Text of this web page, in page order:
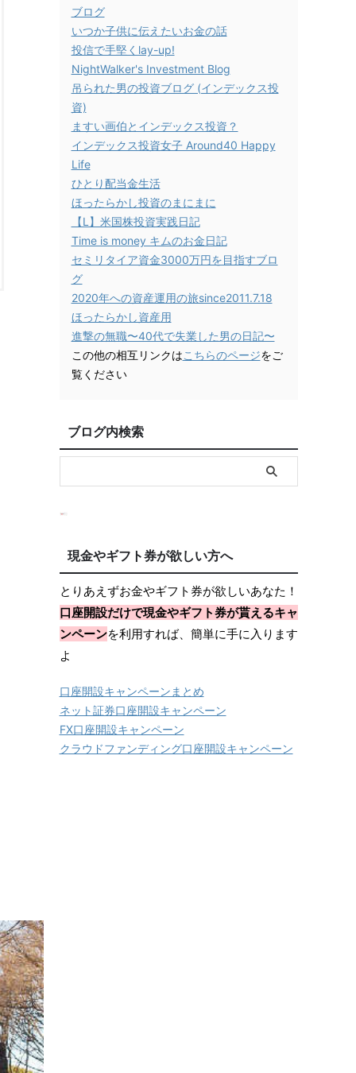
ブログ
いつか子供に伝えたいお金の話
投信で手堅くlay-up!
NightWalker's Investment Blog
吊られた男の投資ブログ (インデックス投
資)
ますい画伯とインデックス投資？
インデックス投資女子 Around40 Happy
Life
ひとり配当金生活
ほったらかし投資のまにまに
【L】米国株投資実践日記
Time is money キムのお金日記
セミリタイア資金3000万円を目指すブロ
グ
2020年への資産運用の旅since2011.7.18
ほったらかし資産用
進撃の無職〜40代で失業した男の日記〜
この他の相互リンクはこちらのページをご
覧ください
ブログ内検索
現金やギフト券が欲しい方へ
とりあえずお金やギフト券が欲しいあなた！
口座開設だけで現金やギフト券が貰えるキャ
ンペーンを利用すれば、簡単に手に入ります
よ
口座開設キャンペーンまとめ
ネット証券口座開設キャンペーン
FX口座開設キャンペーン
クラウドファンディング口座開設キャンペーン